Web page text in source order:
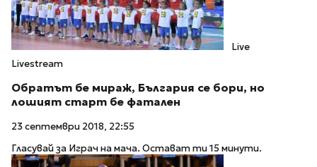
Live
Livestream
Обратът бе мираж, България се бори, но
лошият старт бе фатален
23 септември 2018, 22:55
Гласувай за Играч на мача. Остават ти 15 минути.